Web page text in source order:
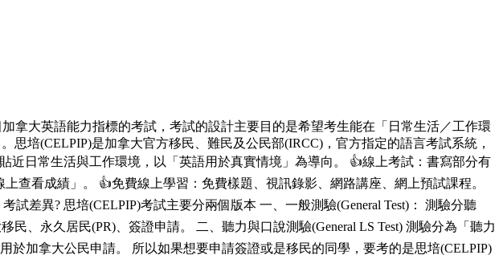
拿大英語能力指標的考試，考試的設計主要目的是希望考生能在「日常生活／工作環
培(CELPIP)是加拿大官方移民、難民及公民部(IRCC)，官方指定的語言考試系統，
近日常生活與工作環境，以「英語用於真實情境」為導向。 👍線上考試：書寫部分有
查看成績」。 👍免費線上學習：免費樣題、視訊錄影、網路講座、網上預試課程。
差異? 思培(CELPIP)考試主要分兩個版本 一、一般測驗(General Test)： 測驗分聽
、永久居民(PR)、簽證申請。 二、聽力與口說測驗(General LS Test) 測驗分為「聽力
於加拿大公民申請。 所以如果想要申請簽證或是移民的同學，要考的是思培(CELPIP)